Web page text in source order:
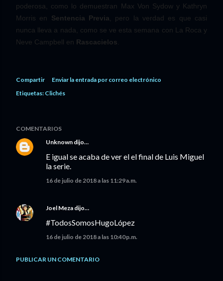
poderosa, como lo demuestran Max Von Sydow y Kathryn
Morris en Sentencia Previa , pero la verdad es que casi
nunca lleva a nada, como se ve esta semana con La Roca y
Neve Campbell en Rascacielos
Compartir
Enviar la entrada por correo electrónico
Etiquetas: Clichés
COMENTARIOS
Unknown dijo…
E igual se acaba de ver el el final de Luis Miguel
la serie.
16 de julio de 2018 a las 11:29 a.m.
Joel Meza dijo…
#TodosSomosHugoLópez
16 de julio de 2018 a las 10:40 p.m.
PUBLICAR UN COMENTARIO